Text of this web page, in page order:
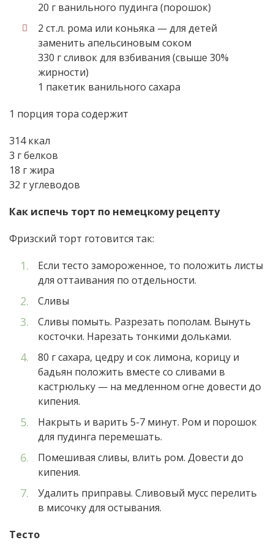
20 г ванильного пудинга (порошок)
2 ст.л. рома или коньяка — для детей
заменить апельсиновым соком
330 г сливок для взбивания (свыше 30%
жирности)
1 пакетик ванильного сахара
1 порция тора содержит
314 ккал
3 г белков
18 г жира
32 г углеводов
Как испечь торт по немецкому рецепту
Фризский торт готовится так:
Если тесто замороженное, то положить листы
для оттаивания по отдельности.
Сливы
Сливы помыть. Разрезать пополам. Вынуть
косточки. Нарезать тонкими дольками.
80 г сахара, цедру и сок лимона, корицу и
бадьян положить вместе со сливами в
кастрюльку — на медленном огне довести до
кипения.
Накрыть и варить 5-7 минут. Ром и порошок
для пудинга перемешать.
Помешивая сливы, влить ром. Довести до
кипения.
Удалить приправы. Сливовый мусс перелить
в мисочку для остывания.
Тесто